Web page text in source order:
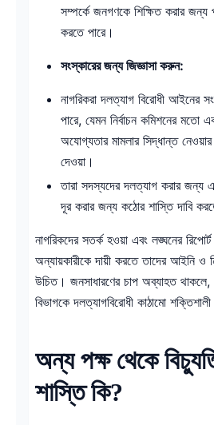
সম্পর্কে জনগণকে শিক্ষিত করার জন্য
করতে পারে।
সংস্কারের জন্য জিজ্ঞাসা করুন:
নাগরিকরা দলত্যাগ বিরোধী আইনের
পারে, যেমন নির্বাচন কমিশনের মতো
অযোগ্যতার মামলার সিদ্ধান্ত
দেওয়া।
তারা সদস্যদের দলত্যাগ করার
দূর করার জন্য কঠোর শাস্তি দাবি
নাগরিকদের সতর্ক হওয়া এবং লঙ্ঘনের
অন্যায়কারীকে দায়ী করতে তাদের আইনি ও
উচিত। জনসাধারণের চাপ অব্যাহত
বিভাগকে দলত্যাগবিরোধী কাঠামো
অন্য পক্ষ থেকে
শাস্তি কি?